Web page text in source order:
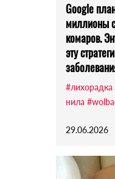
Google
миллионы
комаров.
эту
#лихорадка
нила
29.06.2026